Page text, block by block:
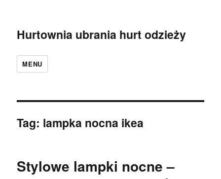
Hurtownia ubrania hurt odzieży
MENU
Tag: lampka nocna ikea
Stylowe lampki nocne –